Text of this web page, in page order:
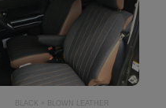
BLACK × BLOWN LEATHER